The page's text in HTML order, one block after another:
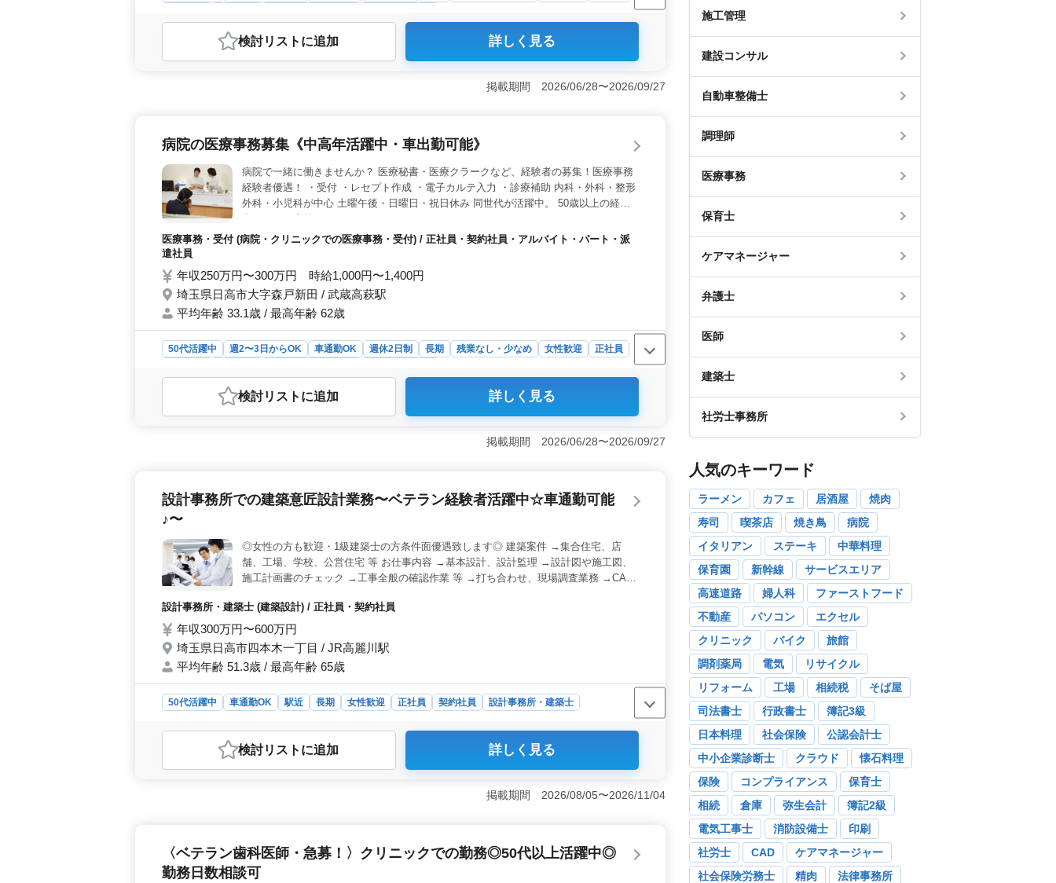
おすすめポイント
＜働きやすさ＞ 埼玉県日高市にある病院は、高麗駅からアクセスが便利で、車通勤も可能で
プライベートな時間も充実させることができます。また、無料駐車場が完備されており、通勤の
か。 ＜中高年活躍＞ 経験豊富な中高年の方を歓迎し、医療事務として活躍していただけま
活かし新しいステージを築いてみませんか。お問い合わせお待ちしております。
検討リスト に追加 詳しく見る
掲載期間 2026/06/28〜2026/09/27
病院の医療事務募集《中高年活躍中・車出勤可能》
病院で一緒に働きませんか？ 医療秘書・医療クラークなど、経験者の募集！医療事務
経験者優遇！ ・受付 ・レセプト作成 ・電子カルテ入力 ・診療補助 内科・外科・整形
外科・小児科が中心 土曜午後・日曜日・祝日休み 同世代が活躍中。 50歳以上の経験
者のかたご応募ください。
医療事務・受付 (病院・クリニックでの医療事務・受付) / 正社員・契約社員・アルバイト・パート・派
遣社員
年収250万円〜300万円 時給1,000円〜1,400円
埼玉県日高市大字森戸新田 / 武蔵高萩駅
平均年齢 33.1歳 / 最高年齢 62歳
50代活躍中 週2〜3日からOK 車通勤OK 週休2日制 長期 残業なし・少なめ 女性歓迎
正社員
おすすめポイント
＜働きやすさ＞ 埼玉県日高市に位置する病院は、武蔵高萩駅からアクセスが便利で、車出勤も
実させることができます。また長期的な雇用を前提とした安定した雇用環境も整っていま
か。 ＜中高年活躍＞ 経験豊富な中高年の方々を歓迎し、病院での医療事務として活躍して
いただけます。同世代の方々が活躍する中で、安心して長く働ける環境が整っています。ご経験
検討リスト に追加 詳しく見る
掲載期間 2026/06/28〜2026/09/27
設計事務所での建築意匠設計業務〜ベテラン経験者活躍中☆車通勤可能
♪〜
◎女性の方も歓迎・1級建築士の方条件面優遇致します◎ 建築案件 →集合住宅、店
舗、工場、学校、公営住宅 等 お仕事内容 →基本設計、設計監理 →設計図や施工図、
施工計画書のチェック →工事全般の確認作業 等 →打ち合わせ、現場調査業務 →CAD
齢よりも経験のある方募集しております＼＾＾／ お気軽にお問い合わせください♪
設計事務所・建築士 (建築設計) / 正社員・契約社員
年収300万円〜600万円
埼玉県日高市四本木一丁目 / JR高麗川駅
平均年齢 51.3歳 / 最高年齢 65歳
50代活躍中 車通勤OK 駅近 長期 女性歓迎 正社員 契約社員 設計事務所・建築士
＜経験豊富な方が活躍できる環境＞ この求人は、建築意匠設計業務での経験豊富な方を歓迎し
ています。年齢に関係なく、経験を重視しており、1級建築士の方は条件面で優遇されます。駅
に携われる＞ この設計事務所では、集合住宅や店舗、工場、学校、公営住宅など、幅広い建築
イベートの時間を大切にしながら、充実した仕事を楽しめます。
検討リスト に追加 詳しく見る
掲載期間 2026/08/05〜2026/11/04
〈ベテラン歯科医師・急募！〉クリニックでの勤務◎50代以上活躍中◎
勤務日数相談可
施工管理
建設コンサル
自動車整備士
調理師
医療事務
保育士
ケアマネージャー
弁護士
医師
建築士
社労士事務所
人気のキーワード
ラーメン カフェ 居酒屋
焼肉
寿司
喫茶店 焼き鳥
病院
イタリアン
ステーキ
中華料理
保育園
新幹線
サービスエリア
高速道路
婦人科
ファーストフード
不動産
パソコン
エクセル
クリニック
バイク
旅館
調剤薬局
電気
リサイクル
リフォーム
工場 相続税
そば屋
司法書士
行政書士
簿記3級
日本料理
社会保険
公認会計士
中小企業診断士
クラウド
懐石料理
保険
コンプライアンス
保育士
相続
倉庫 弥生会計
簿記2級
電気工事士
消防設備士
印刷
社労士
CAD
ケアマネージャー
社会保険労務士
精肉
法律事務所